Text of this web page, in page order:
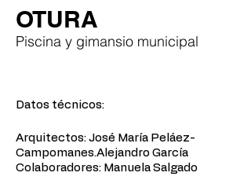
OTURA
Piscina y gimansio municipal
Datos técnicos:
Arquitectos: José María Peláez-
Campomanes.Alejandro García
​Colaboradores:​ Manuela Salgado